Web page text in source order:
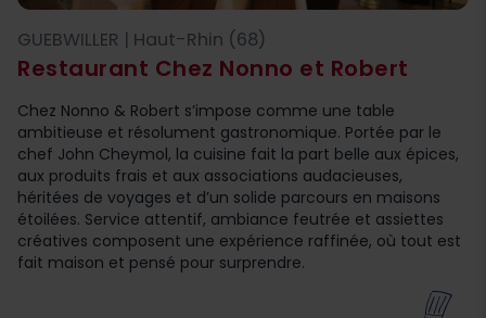
Restaurant Chez Nonno et Robert
GUEBWILLER | Haut-Rhin (68)
Chez Nonno & Robert s’impose comme une table
ambitieuse et résolument gastronomique. Portée par le
chef John Cheymol, la cuisine fait la part belle aux épices,
aux produits frais et aux associations audacieuses,
héritées de voyages et d’un solide parcours en maisons
étoilées. Service attentif, ambiance feutrée et assiettes
créatives composent une expérience raffinée, où tout est
fait maison et pensé pour surprendre.